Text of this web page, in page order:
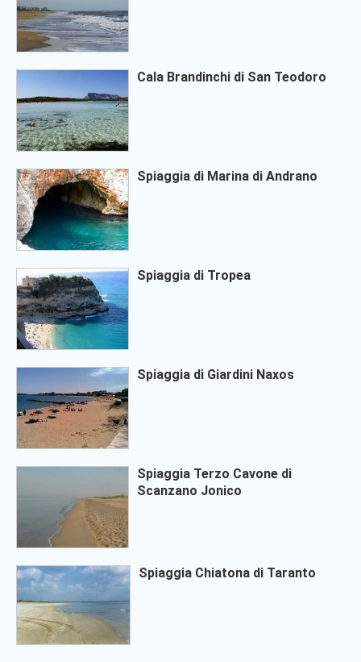
Cala Brandinchi di San Teodoro
Spiaggia di Marina di Andrano
Spiaggia di Tropea
Spiaggia di Giardini Naxos
Spiaggia Terzo Cavone di
Scanzano Jonico
Spiaggia Chiatona di Taranto